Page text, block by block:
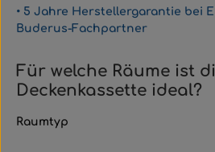
• 5 Jahre Herstellergarantie bei
Buderus-Fachpartner
Für welche Räume ist
Deckenkassette ideal?
Raumtyp